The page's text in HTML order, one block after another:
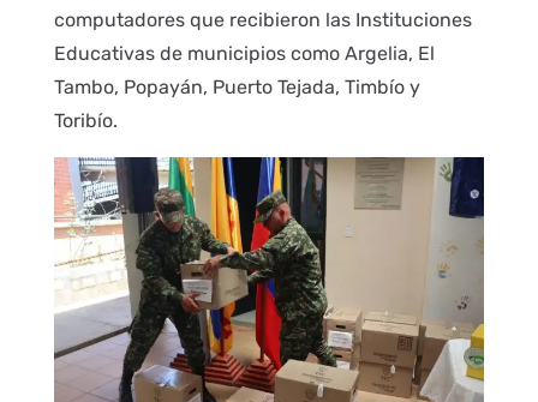
computadores que recibieron las Instituciones
Educativas de municipios como Argelia, El
Tambo, Popayán, Puerto Tejada, Timbío y
Toribío.